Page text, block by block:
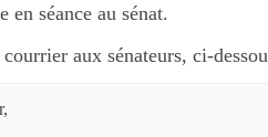
en séance au sénat.
aux sénateurs, ci-